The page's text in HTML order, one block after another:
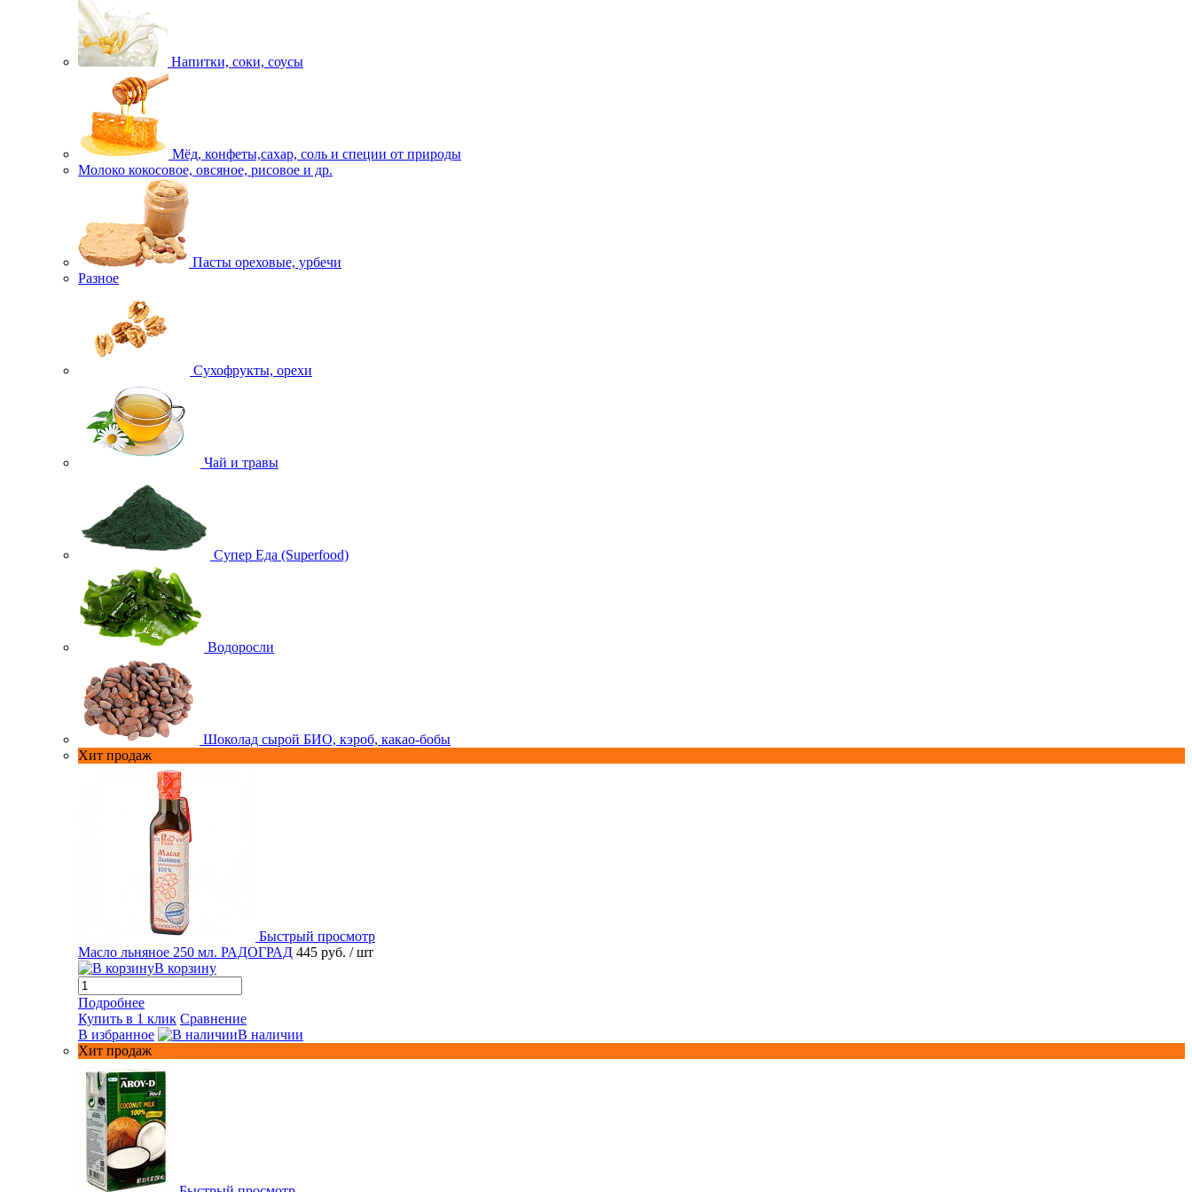
Напитки, соки, соусы
Мёд, конфеты,сахар, соль и специи от природы
Молоко кокосовое, овсяное, рисовое и др.
Пасты ореховые, урбечи
Разное
Сухофрукты, орехи
Чай и травы
Супер Еда (Superfood)
Водоросли
Шоколад сырой БИО, кэроб, какао-бобы
Хит продаж
Быстрый просмотр
Масло льняное 250 мл. РАДОГРАД 445 руб. / шт
В корзину
Подробнее
Купить в 1 клик Сравнение
В избранное
В наличии
Хит продаж